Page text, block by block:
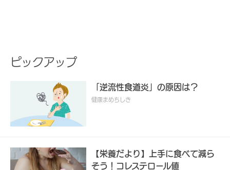
ピックアップ
「逆流性食道炎」の原因は？
健康まめちしき
【栄養だより】上手に食べて減ら
そう！コレステロール値